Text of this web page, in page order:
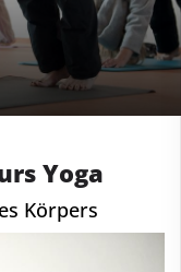
Yoga
Körpers